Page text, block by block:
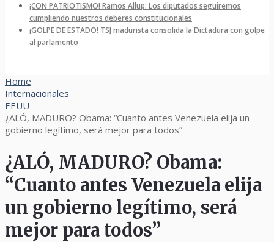
¡CON PATRIOTISMO! Ramos Allup: Los diputados seguiremos
cumpliendo nuestros deberes constitucionales
¡GOLPE DE ESTADO! TSJ madurista consolida la Dictadura con golpe
al parlamento
Home
Internacionales
EEUU
¿ALÓ, MADURO? Obama: “Cuanto antes Venezuela elija un
gobierno legítimo, será mejor para todos”
¿ALÓ, MADURO? Obama:
“Cuanto antes Venezuela elija
un gobierno legítimo, será
mejor para todos”